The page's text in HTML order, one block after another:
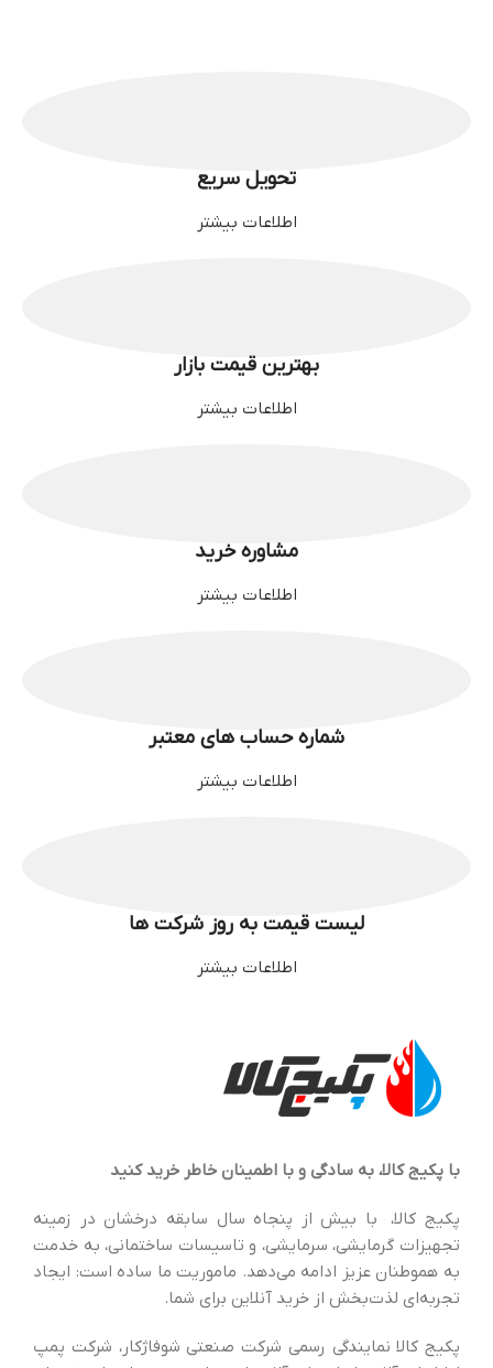
تحویل سریع
اطلاعات بیشتر
بهترین قیمت بازار
اطلاعات بیشتر
مشاوره خرید
اطلاعات بیشتر
شماره حساب های معتبر
اطلاعات بیشتر
لیست قیمت به روز شرکت ها
اطلاعات بیشتر
با پکیج کالا، به سادگی و با اطمینان خاطر خرید کنید
پکیج کالا، با بیش از پنجاه سال سابقه درخشان در زمینه
تجهیزات گرمایشی، سرمایشی، و تاسیسات ساختمانی، به خدمت
به هموطنان عزیز ادامه می‌دهد. ماموریت ما ساده است: ایجاد
تجربه‌ای لذت‌بخش از خرید آنلاین برای شما.
پکیج کالا نمایندگی رسمی شرکت صنعتی شوفاژکار، شرکت پمپ